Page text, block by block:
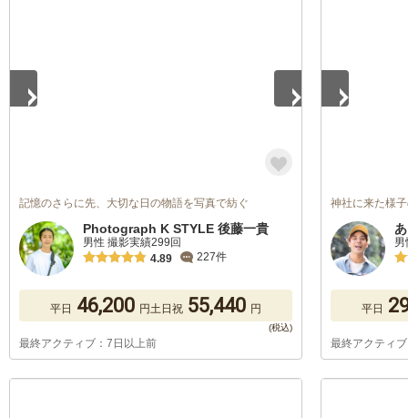
記憶のさらに先、大切な日の物語を写真で紡ぐ
Photograph K STYLE 後藤一貴
男性 撮影実績299回
4.89
227件
平日 46,200 円土日祝 55,440 円
最終アクティブ：7日以上前
神社に来た様
平日
最終アクティ